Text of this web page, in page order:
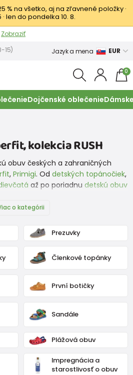
% na všetko, aj na zľavnené položky ·
· len do pondelka 10. 8.
Zobraziť
- Podmienky
15) Jazyk a mena EUR
0
Dojčenské oblečenie
kolekcia RUSH
obuv českých a zahraničných
, Primigi. Od detských topánočiek,
až po poriadnu detskú obuv
my, nájdete na našej
.
nohami, bohužiaľ o niekoľko
prváčikov ortopedickú vadu.
obuvou alebo kvalitnou obuvou,
veľkosti...
o kategórii
Prezuvky
Členkové topánky
První botičky
Sandále
Plážová obuv
Impregnácia a
starostlivosť o obuv